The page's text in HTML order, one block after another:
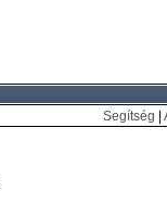
Segítség |